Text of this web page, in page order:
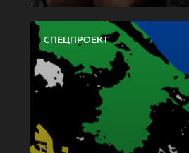
СПЕЦПРОЕКТ